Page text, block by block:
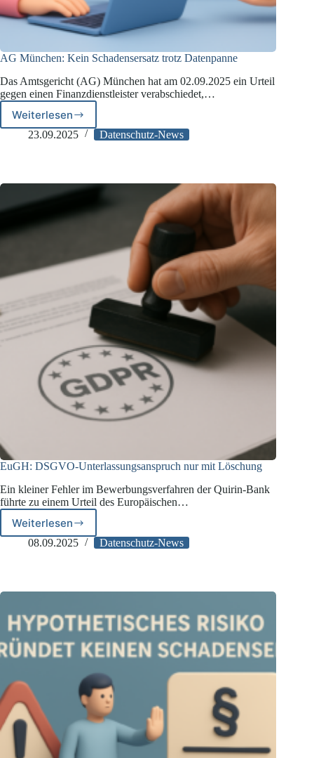
AG München: Kein Schadensersatz trotz Datenpanne
Das Amtsgericht (AG) München hat am 02.09.2025 ein Urteil
gegen einen Finanzdienstleister verabschiedet,…
Weiterlesen
AG
München:
Datenpanne
23.09.2025 Datenschutz-News
EuGH: DSGVO-Unterlassungsanspruch nur mit Löschung
Ein kleiner Fehler im Bewerbungsverfahren der Quirin-Bank
führte zu einem Urteil des Europäischen…
Weiterlesen
EuGH:
DSGVO-
Löschung
08.09.2025 Datenschutz-News